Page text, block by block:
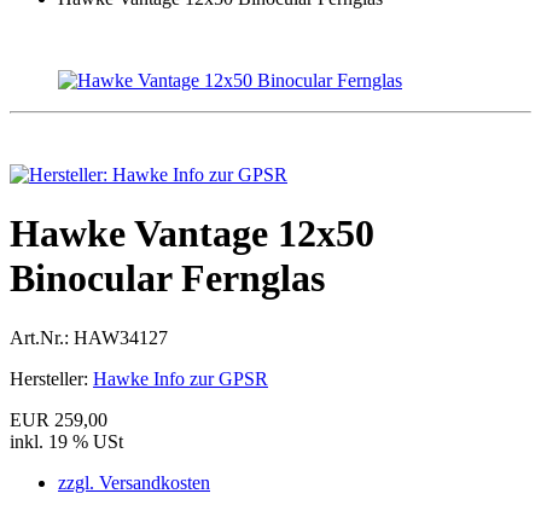
Hawke Vantage 12x50
Binocular Fernglas
Art.Nr.: HAW34127
Hersteller: Hawke Info zur GPSR
EUR 259,00
inkl. 19 % USt
zzgl. Versandkosten